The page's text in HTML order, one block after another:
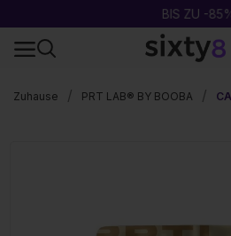
BIS ZU -
Zuhause
PRT LAB® BY BOOBA